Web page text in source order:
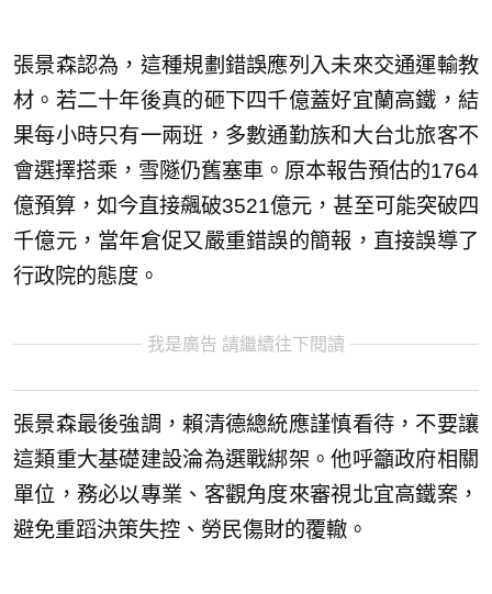
張景森認為，這種規劃錯誤應列入未來交通運輸教
材。若二十年後真的砸下四千億蓋好宜蘭高鐵，結
果每小時只有一兩班，多數通勤族和大台北旅客不
會選擇搭乘，雪隧仍舊塞車。原本報告預估的1764
億預算，如今直接飆破3521億元，甚至可能突破四
千億元，當年倉促又嚴重錯誤的簡報，直接誤導了
行政院的態度。
我是廣告 請繼續往下閱讀
張景森最後強調，賴清德總統應謹慎看待，不要讓
這類重大基礎建設淪為選戰綁架。他呼籲政府相關
單位，務必以專業、客觀角度來審視北宜高鐵案，
避免重蹈決策失控、勞民傷財的覆轍。